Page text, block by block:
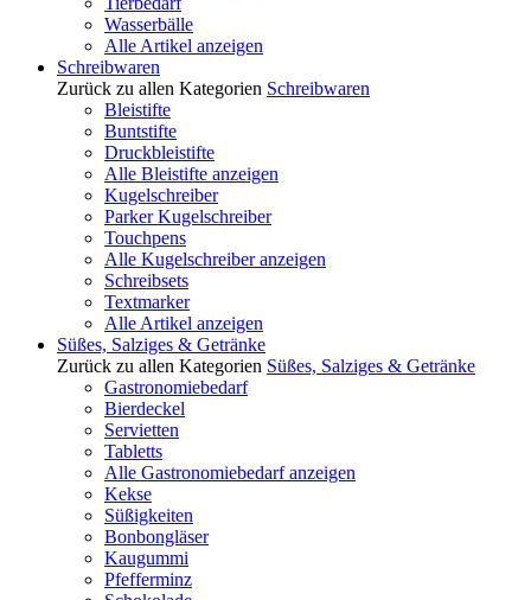
Wasserbälle
Alle Artikel anzeigen
Schreibwaren
Zurück zu allen Kategorien Schreibwaren
Bleistifte
Buntstifte
Druckbleistifte
Alle Bleistifte anzeigen
Kugelschreiber
Parker Kugelschreiber
Touchpens
Alle Kugelschreiber anzeigen
Schreibsets
Textmarker
Alle Artikel anzeigen
Süßes, Salziges & Getränke
Zurück zu allen Kategorien Süßes, Salziges & Getränke
Gastronomiebedarf
Bierdeckel
Servietten
Tabletts
Alle Gastronomiebedarf anzeigen
Kekse
Süßigkeiten
Bonbongläser
Kaugummi
Pfefferminz